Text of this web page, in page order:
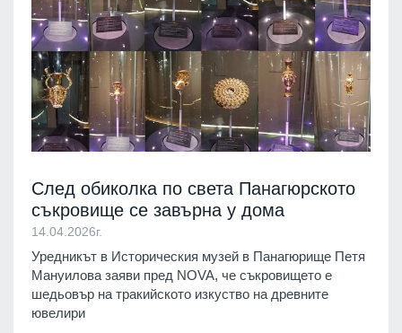
След обиколка по света Панагюрското
съкровище се завърна у дома
14.04.2026г.
Уредникът в Историческия музей в Панагюрище Петя
Мануилова заяви пред NOVA, че съкровището е
шедьовър на тракийското изкуство на древните
ювелири